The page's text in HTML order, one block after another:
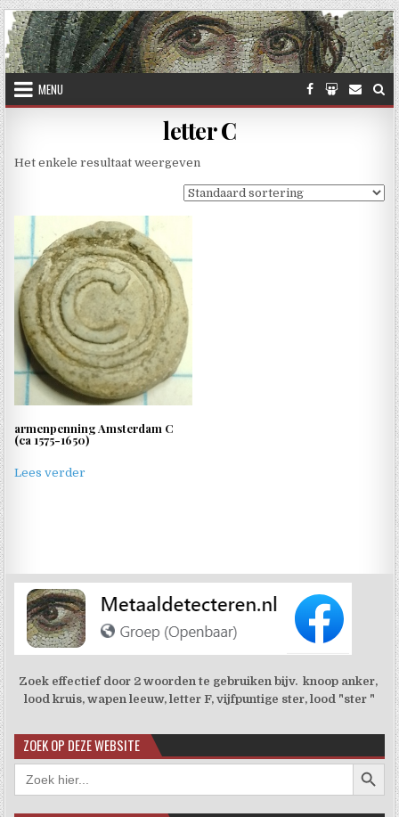
Skip to content
MENU
letter C
Het enkele resultaat weergeven
armenpenning Amsterdam C
(ca 1575-1650)
Lees verder
Zoek effectief door 2 woorden te gebruiken bijv. knoop anker,
lood kruis, wapen leeuw, letter F, vijfpuntige ster, lood "ster "
ZOEK OP DEZE WEBSITE
Zoek
naar: